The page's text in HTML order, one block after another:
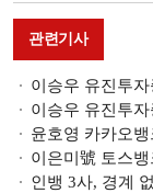
관련기사
이승우 유진투자증권 리서치센
이승우 유진투자증권 리서치센터
윤호영 카카오뱅크 대표,
이은미號 토스뱅크,
인뱅 3사, 경계